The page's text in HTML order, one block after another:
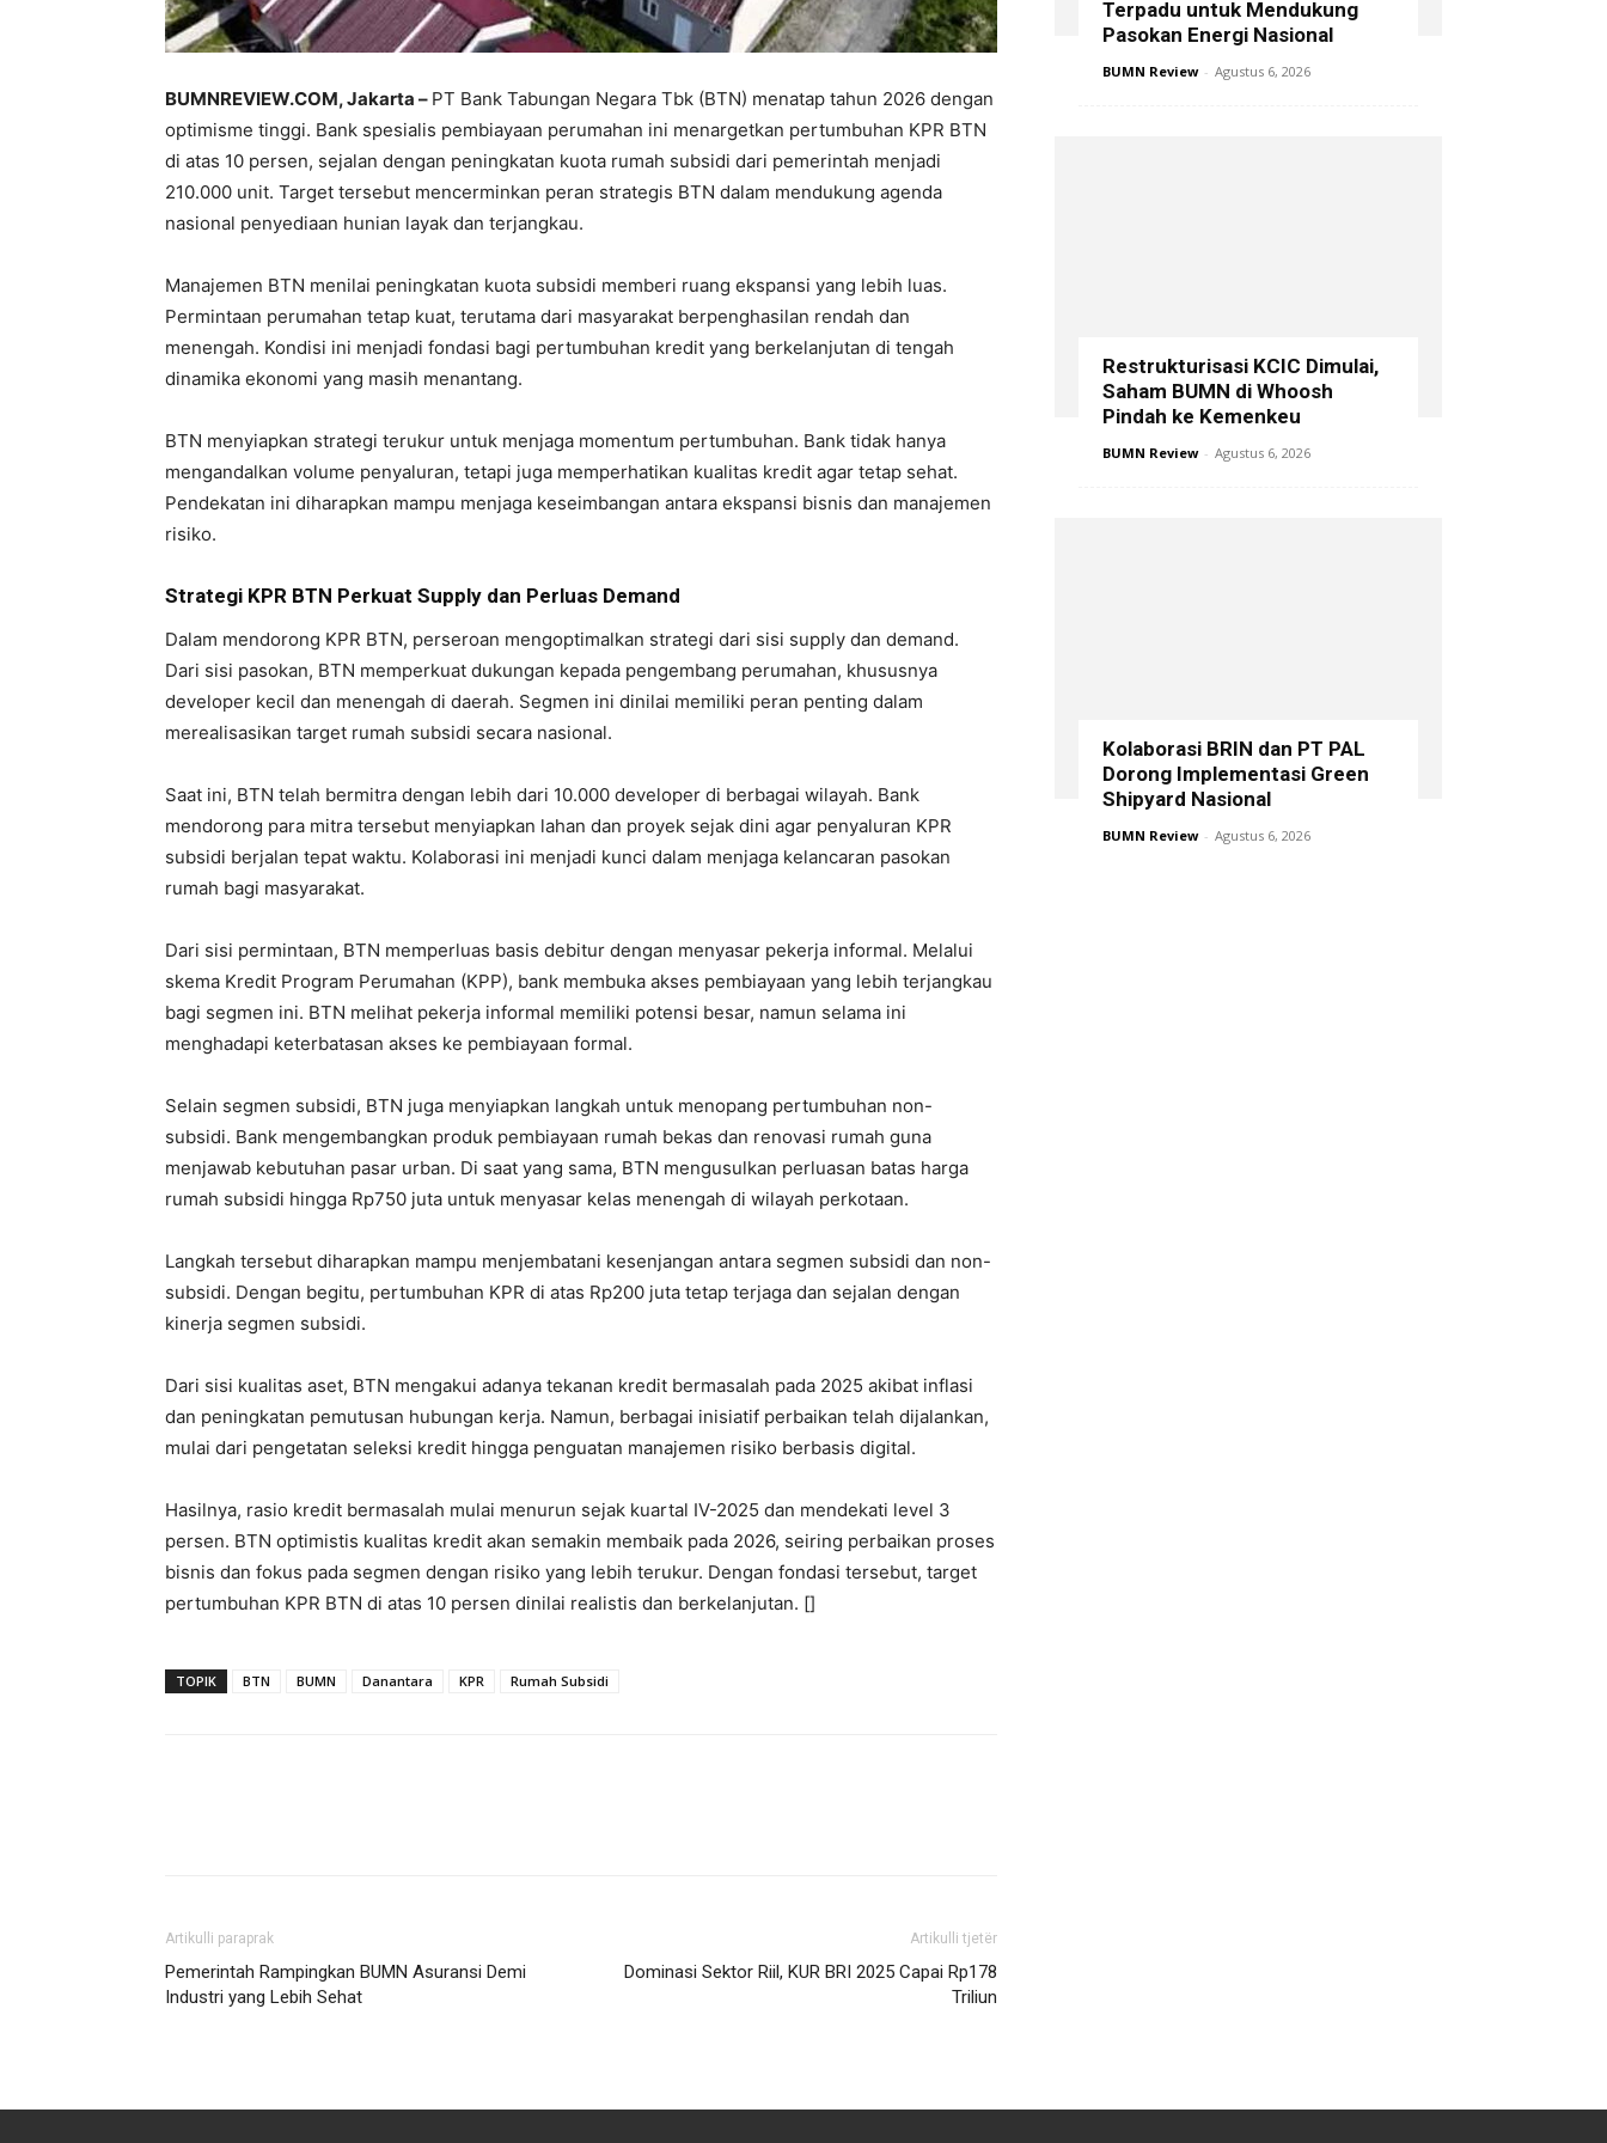
BUMNREVIEW.COM, Jakarta – PT Bank Tabungan Negara Tbk (BTN) menatap tahun 2026 dengan
optimisme tinggi. Bank spesialis pembiayaan perumahan ini menargetkan pertumbuhan KPR BTN
di atas 10 persen, sejalan dengan peningkatan kuota rumah subsidi dari pemerintah menjadi
210.000 unit. Target tersebut mencerminkan peran strategis BTN dalam mendukung agenda
nasional penyediaan hunian layak dan terjangkau.
Manajemen BTN menilai peningkatan kuota subsidi memberi ruang ekspansi yang lebih luas.
Permintaan perumahan tetap kuat, terutama dari masyarakat berpenghasilan rendah dan
menengah. Kondisi ini menjadi fondasi bagi pertumbuhan kredit yang berkelanjutan di tengah
dinamika ekonomi yang masih menantang.
BTN menyiapkan strategi terukur untuk menjaga momentum pertumbuhan. Bank tidak hanya
mengandalkan volume penyaluran, tetapi juga memperhatikan kualitas kredit agar tetap sehat.
Pendekatan ini diharapkan mampu menjaga keseimbangan antara ekspansi bisnis dan manajemen
risiko.
Strategi KPR BTN Perkuat Supply dan Perluas Demand
Dalam mendorong KPR BTN, perseroan mengoptimalkan strategi dari sisi supply dan demand.
Dari sisi pasokan, BTN memperkuat dukungan kepada pengembang perumahan, khususnya
developer kecil dan menengah di daerah. Segmen ini dinilai memiliki peran penting dalam
merealisasikan target rumah subsidi secara nasional.
Saat ini, BTN telah bermitra dengan lebih dari 10.000 developer di berbagai wilayah. Bank
mendorong para mitra tersebut menyiapkan lahan dan proyek sejak dini agar penyaluran KPR
subsidi berjalan tepat waktu. Kolaborasi ini menjadi kunci dalam menjaga kelancaran pasokan
rumah bagi masyarakat.
Dari sisi permintaan, BTN memperluas basis debitur dengan menyasar pekerja informal. Melalui
skema Kredit Program Perumahan (KPP), bank membuka akses pembiayaan yang lebih terjangkau
bagi segmen ini. BTN melihat pekerja informal memiliki potensi besar, namun selama ini
menghadapi keterbatasan akses ke pembiayaan formal.
Selain segmen subsidi, BTN juga menyiapkan langkah untuk menopang pertumbuhan non-
subsidi. Bank mengembangkan produk pembiayaan rumah bekas dan renovasi rumah guna
menjawab kebutuhan pasar urban. Di saat yang sama, BTN mengusulkan perluasan batas harga
rumah subsidi hingga Rp750 juta untuk menyasar kelas menengah di wilayah perkotaan.
Langkah tersebut diharapkan mampu menjembatani kesenjangan antara segmen subsidi dan non-
subsidi. Dengan begitu, pertumbuhan KPR di atas Rp200 juta tetap terjaga dan sejalan dengan
kinerja segmen subsidi.
Dari sisi kualitas aset, BTN mengakui adanya tekanan kredit bermasalah pada 2025 akibat inflasi
dan peningkatan pemutusan hubungan kerja. Namun, berbagai inisiatif perbaikan telah dijalankan,
mulai dari pengetatan seleksi kredit hingga penguatan manajemen risiko berbasis digital.
Hasilnya, rasio kredit bermasalah mulai menurun sejak kuartal IV-2025 dan mendekati level 3
persen. BTN optimistis kualitas kredit akan semakin membaik pada 2026, seiring perbaikan proses
bisnis dan fokus pada segmen dengan risiko yang lebih terukur. Dengan fondasi tersebut, target
pertumbuhan KPR BTN di atas 10 persen dinilai realistis dan berkelanjutan. []
TOPIK BTN BUMN Danantara KPR Rumah Subsidi
Artikulli paraprak
Pemerintah Rampingkan BUMN Asuransi Demi
Industri yang Lebih Sehat
Artikulli tjetër
Dominasi Sektor Riil, KUR BRI 2025 Capai Rp178
Triliun
Terpadu untuk Mendukung
Pasokan Energi Nasional
BUMN Review - Agustus 6, 2026
Restrukturisasi KCIC Dimulai,
Saham BUMN di Whoosh
Pindah ke Kemenkeu
BUMN Review - Agustus 6, 2026
Kolaborasi BRIN dan PT PAL
Dorong Implementasi Green
Shipyard Nasional
BUMN Review - Agustus 6, 2026